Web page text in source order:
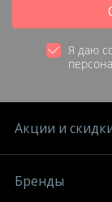
Я даю
Акции и
Бренды